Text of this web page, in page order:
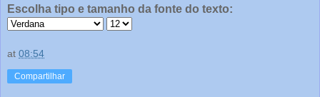
Escolha tipo e tamanho da fonte do texto:
at 08:54
Compartilhar